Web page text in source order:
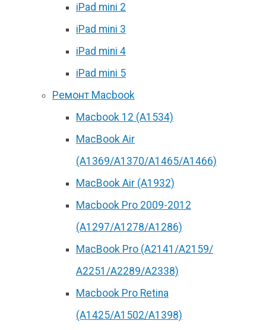
iPad mini 2
iPad mini 3
iPad mini 4
iPad mini 5
Ремонт Macbook
Macbook 12 (А1534)
MacBook Air
(A1369/A1370/A1465/A1466)
MacBook Air (A1932)
Macbook Pro 2009-2012
(A1297/A1278/A1286)
MacBook Pro (А2141/А2159/
А2251/A2289/A2338)
Macbook Pro Retina
(А1425/A1502/A1398)